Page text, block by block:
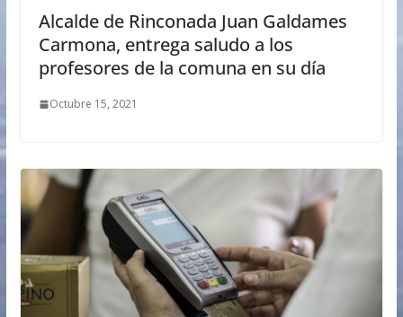
Alcalde de Rinconada Juan Galdames
Carmona, entrega saludo a los
profesores de la comuna en su día
Octubre 15, 2021